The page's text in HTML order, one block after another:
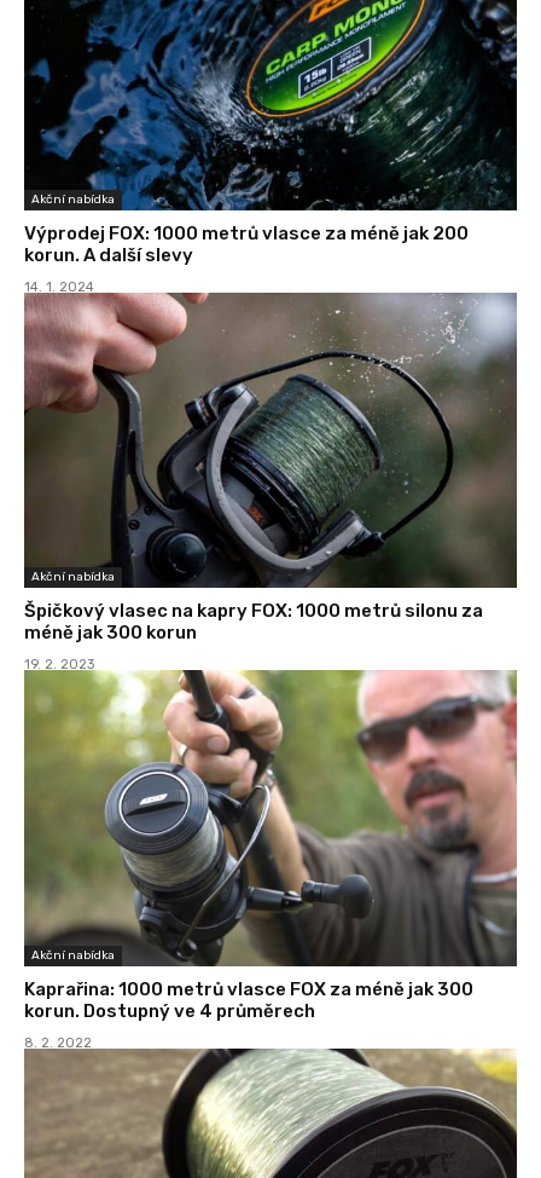
Akční nabídka
Výprodej FOX: 1000 metrů vlasce za méně jak 200
korun. A další slevy
14. 1. 2024
Akční nabídka
Špičkový vlasec na kapry FOX: 1000 metrů silonu za
méně jak 300 korun
19. 2. 2023
Akční nabídka
Kaprařina: 1000 metrů vlasce FOX za méně jak 300
korun. Dostupný ve 4 průměrech
8. 2. 2022